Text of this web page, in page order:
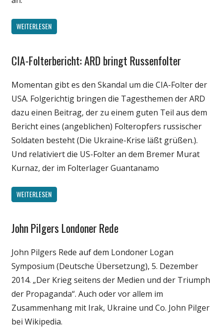
WEITERLESEN
Gesellschaft
Medien
Politik
Webfundstück
CIA-Folterbericht: ARD bringt Russenfolter
Momentan gibt es den Skandal um die CIA-Folter der
USA. Folgerichtig bringen die Tagesthemen der ARD
dazu einen Beitrag, der zu einem guten Teil aus dem
Bericht eines (angeblichen) Folteropfers russischer
Soldaten besteht (Die Ukraine-Krise läßt grüßen.).
Und relativiert die US-Folter an dem Bremer Murat
Kurnaz, der im Folterlager Guantanamo
WEITERLESEN
Gesellschaft
Medien
Politik
Wissenschaft
John Pilgers Londoner Rede
John Pilgers Rede auf dem Londoner Logan
Symposium (Deutsche Übersetzung), 5. Dezember
2014. „Der Krieg seitens der Medien und der Triumph
der Propaganda“. Auch oder vor allem im
Zusammenhang mit Irak, Ukraine und Co. John Pilger
bei Wikipedia.